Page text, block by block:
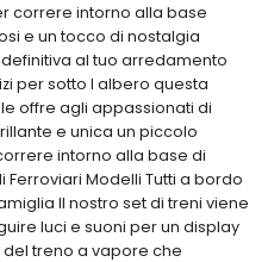
correre intorno alla base
e un tocco di nostalgia
al tuo arredamento
per sotto l albero questa
offre agli appassionati di
e unica un piccolo
intorno alla base di
Modelli Tutti a bordo
Il nostro set di treni viene
luci e suoni per un display
treno a vapore che